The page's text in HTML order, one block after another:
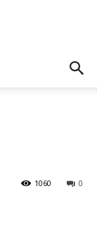
0
1060